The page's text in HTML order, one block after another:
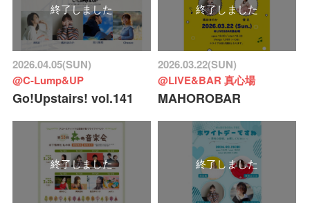
終了しました
2026.04.05(SUN)
@C-Lump&UP
Go!Upstairs! vol.141
終了しました
2026.03.22(SUN)
@LIVE&BAR 真心場
MAHOROBAR
終了しました 終了しました